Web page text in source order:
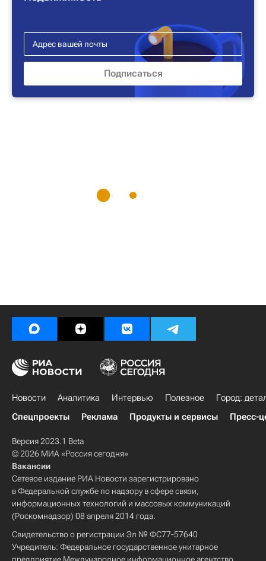
Новости Аналитика Интервью Полезное
Город:
Спецпроекты
Реклама Продукты и сервисы Пресс-
Версия 2023.1 Beta
© 2026 МИА «Россия сегодня»
Вакансии
Сетевое издание РИА Новости зарегистрировано
в Федеральной службе по надзору в сфере связи,
информационных технологий и массовых коммуникаций
(Роскомнадзор) 08 апреля 2014 года.
Свидетельство о регистрации Эл № ФС77-57640
Учредитель: Федеральное государственное унитарное